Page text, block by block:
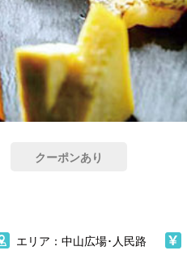
クーポンあり
エリア：中山広場･人民路